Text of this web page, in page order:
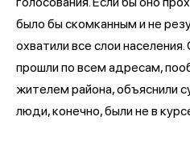
было бы скомканным и не
охватили все слои
прошли по всем адресам,
жителем района, объяснили
люди, конечно, были не в